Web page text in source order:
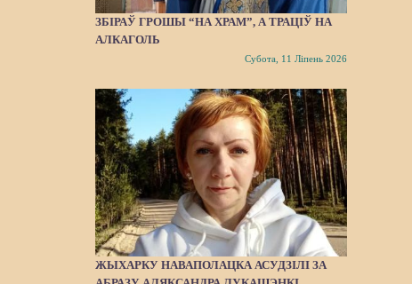
ЗБІРАЎ ГРОШЫ “НА ХРАМ”, А ТРАЦІЎ НА
АЛКАГОЛЬ
Субота, 11 Ліпень 2026
ЖЫХАРКУ НАВАПОЛАЦКА АСУДЗІЛІ ЗА